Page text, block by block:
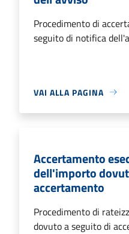
Procedimento di
seguito di notifica
VAI ALLA PAGINA
Accertamento
dell'importo
accertamento
Procedimento di
dovuto a seguito di